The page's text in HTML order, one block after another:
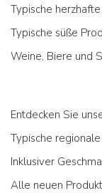
Typische
Typische süße
Weine, Biere und
Entdecken Sie
Typische
Inklusiver
Alle neuen